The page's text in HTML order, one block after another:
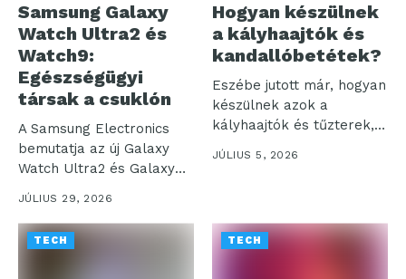
Samsung Galaxy
Watch Ultra2 és
Watch9:
Egészségügyi
társak a csuklón
A Samsung Electronics
bemutatja az új Galaxy
Watch Ultra2 és Galaxy
Watch9...
JÚLIUS 29, 2026
Hogyan készülnek
a kályhaajtók és
kandallóbetétek?
Eszébe jutott már, hogyan
készülnek azok a
kályhaajtók és tűzterek,
amelyek otthonaink...
JÚLIUS 5, 2026
TECH TECH